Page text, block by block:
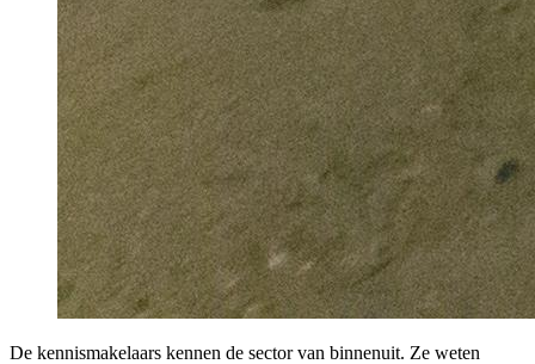
De kennismakelaars kennen de sector van binnenuit. Ze weten